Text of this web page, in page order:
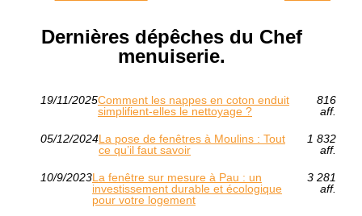
Dernières dépêches du Chef
menuiserie.
19/11/2025Comment les nappes en coton enduit
simplifient-elles le nettoyage ?
816
aff.
05/12/2024La pose de fenêtres à Moulins : Tout
ce qu’il faut savoir
1 832
aff.
10/9/2023La fenêtre sur mesure à Pau : un
investissement durable et écologique
pour votre logement
3 281
aff.